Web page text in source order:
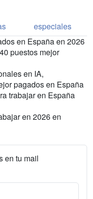
especiales
en España en 2026
puestos mejor
en IA,
pagados en España
trabajar en España
en 2026 en
en tu mail